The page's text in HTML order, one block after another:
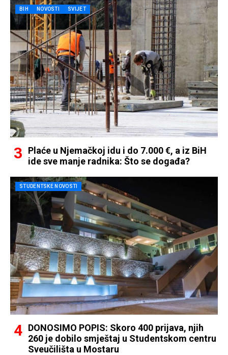
BIH NOVOSTI SVIJET
Plaće u Njemačkoj idu i do 7.000 €, a iz BiH
ide sve manje radnika: Što se događa?
STUDENTSKE NOVOSTI
DONOSIMO POPIS: Skoro 400 prijava, njih
260 je dobilo smještaj u Studentskom centru
Sveučilišta u Mostaru